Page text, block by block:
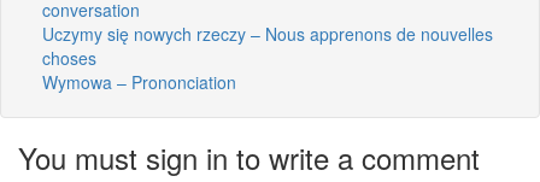
conversation
Uczymy się nowych rzeczy – Nous apprenons de nouvelles
choses
Wymowa – Prononciation
You must sign in to write a comment